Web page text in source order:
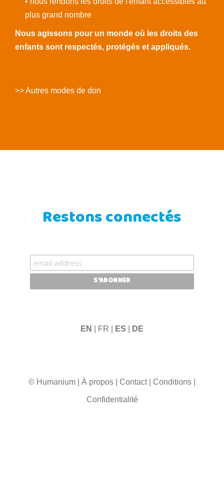
plus grand nombre
Nous agissons pour un monde où les droits des
enfants sont respectés, protégés et appliqués.
>> Autres modes de don
Restons connectés
EN | FR | ES DE
© Humanium À propos Contact| Conditions
Confidentialité